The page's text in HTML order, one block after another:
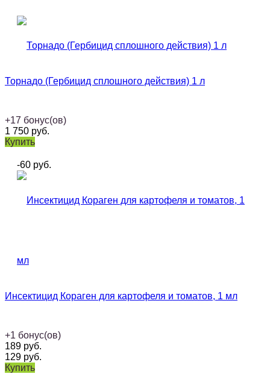
Торнадо (Гербицид сплошного действия) 1 л
+17 бонус(ов)
1 750 руб.
Купить
-60 руб.
Инсектицид Кораген для картофеля и томатов, 1 мл
+1 бонус(ов)
189 руб.
129 руб.
Купить